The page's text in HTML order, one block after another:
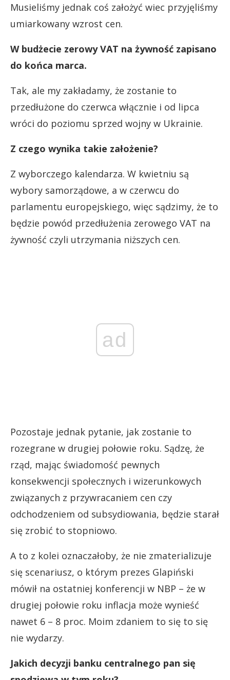
Musieliśmy jednak coś założyć wiec przyjęliśmy
umiarkowany wzrost cen.
W budżecie zerowy VAT na żywność zapisano
do końca marca.
Tak, ale my zakładamy, że zostanie to
przedłużone do czerwca włącznie i od lipca
wróci do poziomu sprzed wojny w Ukrainie.
Z czego wynika takie założenie?
Z wyborczego kalendarza. W kwietniu są
wybory samorządowe, a w czerwcu do
parlamentu europejskiego, więc sądzimy, że to
będzie powód przedłużenia zerowego VAT na
żywność czyli utrzymania niższych cen.
ad
Pozostaje jednak pytanie, jak zostanie to
rozegrane w drugiej połowie roku. Sądzę, że
rząd, mając świadomość pewnych
konsekwencji społecznych i wizerunkowych
związanych z przywracaniem cen czy
odchodzeniem od subsydiowania, będzie starał
się zrobić to stopniowo.
A to z kolei oznaczałoby, że nie zmaterializuje
się scenariusz, o którym prezes Glapiński
mówił na ostatniej konferencji w NBP – że w
drugiej połowie roku inflacja może wynieść
nawet 6 – 8 proc. Moim zdaniem to się to się
nie wydarzy.
Jakich decyzji banku centralnego pan się